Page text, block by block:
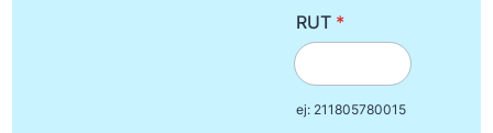
RUT *
ej: 211805780015